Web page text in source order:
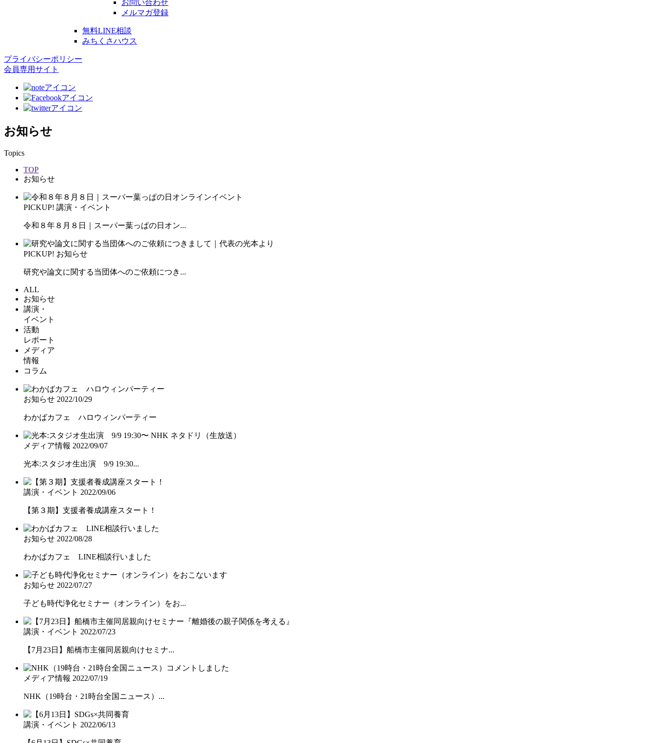
お問い合わせ
メルマガ登録
無料LINE相談
みちくさハウス
プライバシーポリシー
会員専用サイト
お知らせ
Topics
TOP
お知らせ
PICKUP! 講演・イベント
令和８年８月８日｜スーパー葉っぱの日オン...
PICKUP! お知らせ
研究や論文に関する当団体へのご依頼につき...
ALL
お知らせ
講演・
イベント
活動
レポート
メディア
情報
コラム
お知らせ 2022/10/29
わかばカフェ ハロウィンパーティー
メディア情報 2022/09/07
光本:スタジオ生出演 9/9 19:30...
講演・イベント 2022/09/06
【第３期】支援者養成講座スタート！
お知らせ 2022/08/28
わかばカフェ LINE相談行いました
お知らせ 2022/07/27
子ども時代浄化セミナー（オンライン）をお...
講演・イベント 2022/07/23
【7月23日】船橋市主催同居親向けセミナ...
メディア情報 2022/07/19
NHK（19時台・21時台全国ニュース）...
講演・イベント 2022/06/13